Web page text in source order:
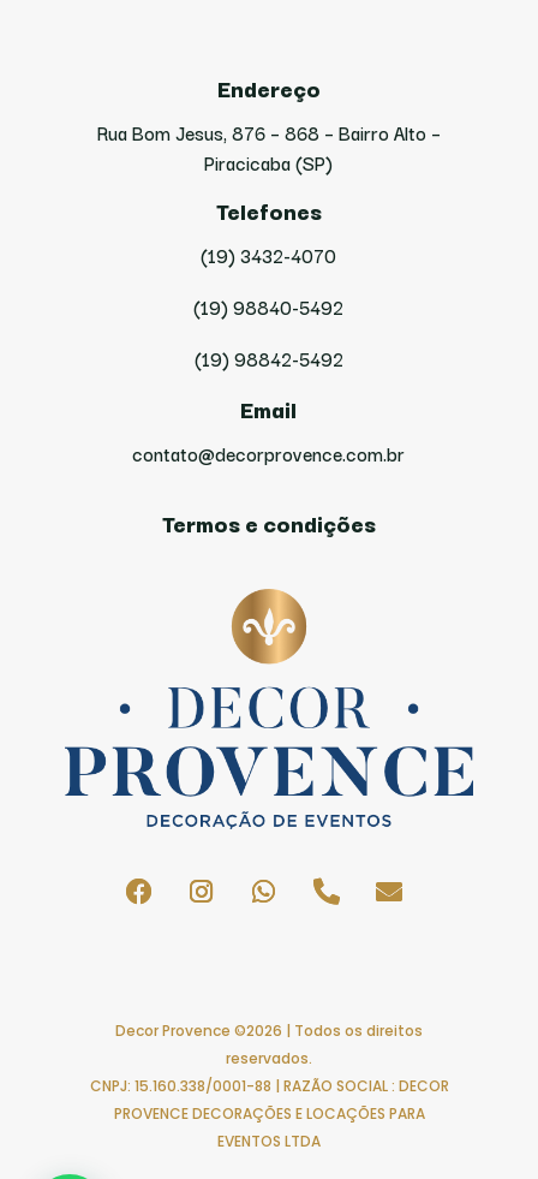
Endereço
Rua Bom Jesus, 876 – 868 – Bairro Alto –
Piracicaba (SP)
Telefones
(19) 3432-4070
(19) 98840-5492
(19) 98842-5492
Email
contato@decorprovence.com.br
Termos e condições
Decor Provence ©2026 | Todos os direitos
reservados.
CNPJ: 15.160.338/0001-88 | RAZÃO SOCIAL : DECOR
PROVENCE DECORAÇÕES E LOCAÇÕES PARA
EVENTOS LTDA